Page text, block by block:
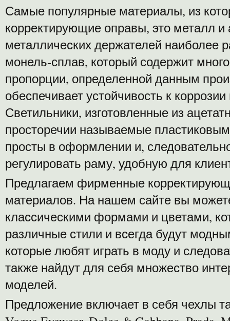
Самые популярные материалы, из
корректирующие оправы, это металл и
металлических держателей наиболее
монель-сплав, который содержит
пропорции, определенной данным
обеспечивает устойчивость к
Светильники, изготовленные из
просторечии называемые
просты в оформлении и,
регулировать раму, удобную для
Предлагаем фирменные
материалов. На нашем сайте вы
классическими формами и цветами,
различные стили и всегда будут
которые любят играть в моду и
также найдут для себя множество
моделей.
Предложение включает в себя чехлы